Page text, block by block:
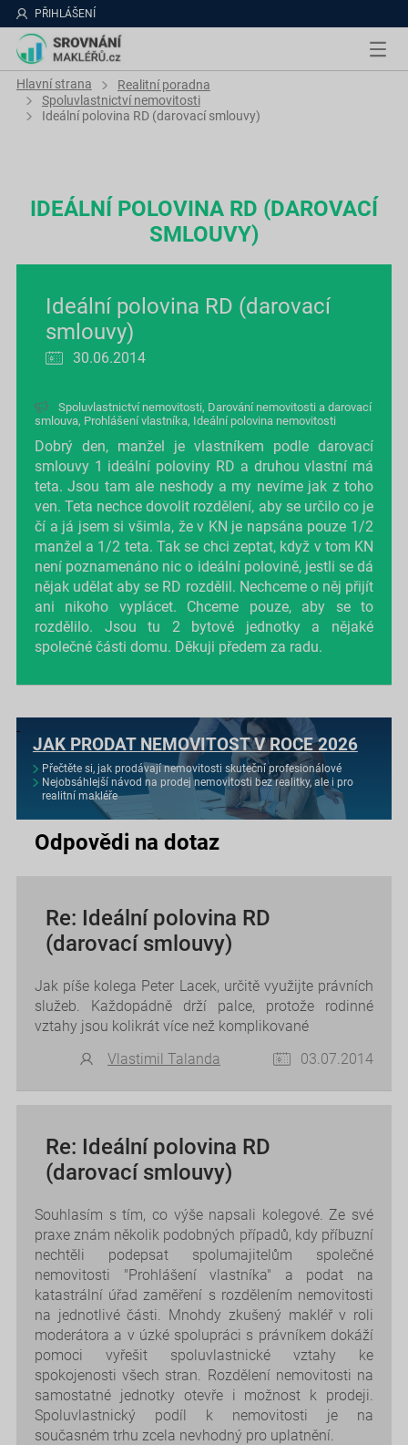
PŘIHLÁŠENÍ
Hlavní strana
Realitní poradna
Spoluvlastnictví nemovitosti
Ideální polovina RD (darovací smlouvy)
IDEÁLNÍ POLOVINA RD (DAROVACÍ
SMLOUVY)
Ideální polovina RD (darovací
smlouvy)
30.06.2014
Spoluvlastnictví nemovitosti, Darování nemovitosti a darovací
smlouva, Prohlášení vlastníka, Ideální polovina nemovitosti
Dobrý den, manžel je vlastníkem podle darovací
smlouvy 1 ideální poloviny RD a druhou vlastní má
teta. Jsou tam ale neshody a my nevíme jak z toho
ven. Teta nechce dovolit rozdělení, aby se určilo co je
čí a já jsem si všimla, že v KN je napsána pouze 1/2
manžel a 1/2 teta. Tak se chci zeptat, když v tom KN
není poznamenáno nic o ideální polovině, jestli se dá
nějak udělat aby se RD rozdělil. Nechceme o něj přijít
ani nikoho vyplácet. Chceme pouze, aby se to
rozdělilo. Jsou tu 2 bytové jednotky a nějaké
společné části domu. Děkuji předem za radu.
JAK PRODAT NEMOVITOST V ROCE 2026
Přečtěte si, jak prodávají nemovitosti skuteční profesionálové
Nejobsáhlejší návod na prodej nemovitosti bez realitky, ale i pro
realitní makléře
Odpovědi na dotaz
Re: Ideální polovina RD
(darovací smlouvy)
Jak píše kolega Peter Lacek, určitě využijte právních
služeb. Každopádně drží palce, protože rodinné
vztahy jsou kolikrát více než komplikované
Vlastimil Talanda
03.07.2014
Re: Ideální polovina RD
(darovací smlouvy)
Souhlasím s tím, co výše napsali kolegové. Ze své
praxe znám několik podobných případů, kdy příbuzní
nechtěli podepsat spolumajitelům společné
nemovitosti "Prohlášení vlastníka" a podat na
katastrální úřad zaměření s rozdělením nemovitosti
na jednotlivé části. Mnohdy zkušený makléř v roli
moderátora a v úzké spolupráci s právníkem dokáží
pomoci vyřešit spoluvlastnické vztahy ke
spokojenosti všech stran. Rozdělení nemovitosti na
samostatné jednotky otevře i možnost k prodeji.
Spoluvlastnický podíl k nemovitosti je na
současném trhu zcela nevhodný pro uplatnění.